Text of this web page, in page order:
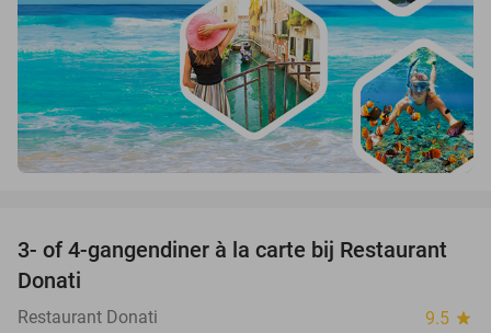
41%
3- of 4-gangendiner à la carte bij Restaurant
Donati
Restaurant Donati 9.5 star